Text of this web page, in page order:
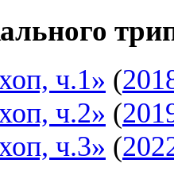
ч.1» (
ч.2» (
ч.3» (